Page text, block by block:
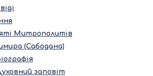
Митрополитів
(Сабодана)
заповіт